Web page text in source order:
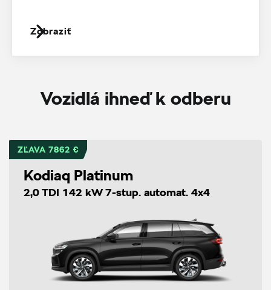
Zobraziť
Vozidlá ihneď k odberu
ZĽAVA 7862 €
Kodiaq Platinum
2,0 TDI 142 kW 7-stup. automat. 4x4